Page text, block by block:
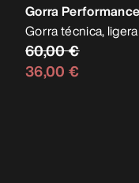
Gorra
Gorra técnica,
60,00 €
36,00 €